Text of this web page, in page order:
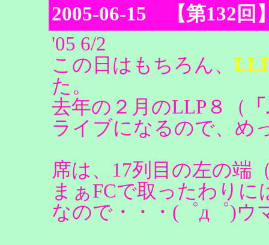
2005-06-15 【第132回
'05 6/2
この日はもちろん、
た。
去年の２月のLLP８（
ライブになるので、め
席は、17列目の左の端
まぁFCで取ったわり
なので・・・(゜д゜)ウ